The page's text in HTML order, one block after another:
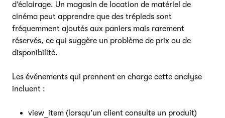
d’éclairage. Un magasin de location de matériel de
cinéma peut apprendre que des trépieds sont
fréquemment ajoutés aux paniers mais rarement
réservés, ce qui suggère un problème de prix ou de
disponibilité.
Les événements qui prennent en charge cette analyse
incluent :
view_item (lorsqu’un client consulte un produit)